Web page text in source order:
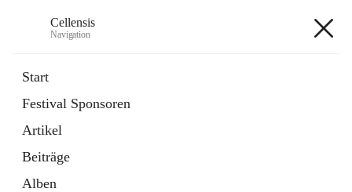
Cellensis
Navigation
Start
Festival Sponsoren
Artikel
Beiträge
Alben
Festival Sponsoren